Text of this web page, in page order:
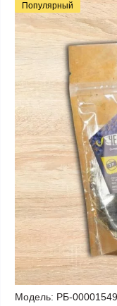
Популярный
Модель: РБ-00001549